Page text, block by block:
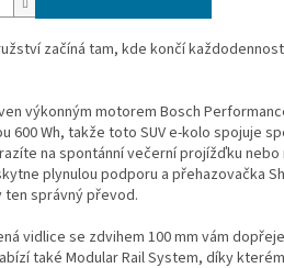
začíná tam, kde končí
výkonným motorem Bosch
600 Wh, takže toto SUV e-kolo spojuje
na spontánní večerní projížďku
plynulou podporu a přehazovačka
ten správný převod.
vidlice se zdvihem 100 mm vám
také Modular Rail System, díky